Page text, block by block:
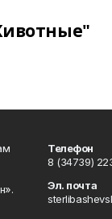
Телефон
8 (34739)
Эл. почта